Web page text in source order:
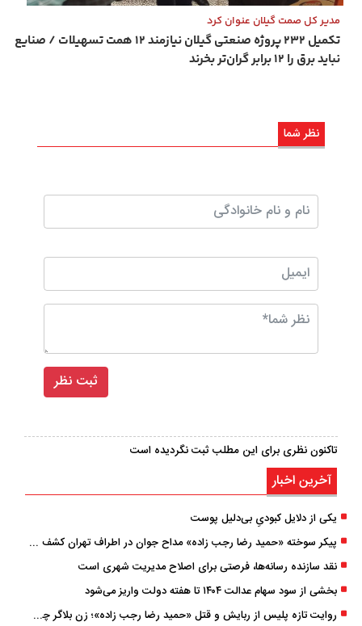
مدیر کل صمت گیلان عنوان کرد
تکمیل ۲۳۲ پروژه صنعتی گیلان نیازمند ۱۲ همت تسهیلات / صنایع
نباید برق را ۱۲ برابر گران‌تر بخرند
نظر شما
تاکنون نظری برای این مطلب ثبت نگردیده است
آخرین اخبار
یکی از دلایل کبودیِ بی‌دلیل پوست
پیکر سوخته «حمید رضا رجب ‌زاده» مداح جوان در اطراف تهران کشف شد
نقد سازنده رسانه‌ها، فرصتی برای اصلاح مدیریت شهری است
بخشی از سود سهام عدالت ۱۴۰۴ تا هفته دولت واریز می‌شود
روایت تازه پلیس از ربایش و قتل «حمید رضا رجب ‌زاده»؛ زن بلاگر چگونه مداح جوان را به دام انداخت؟